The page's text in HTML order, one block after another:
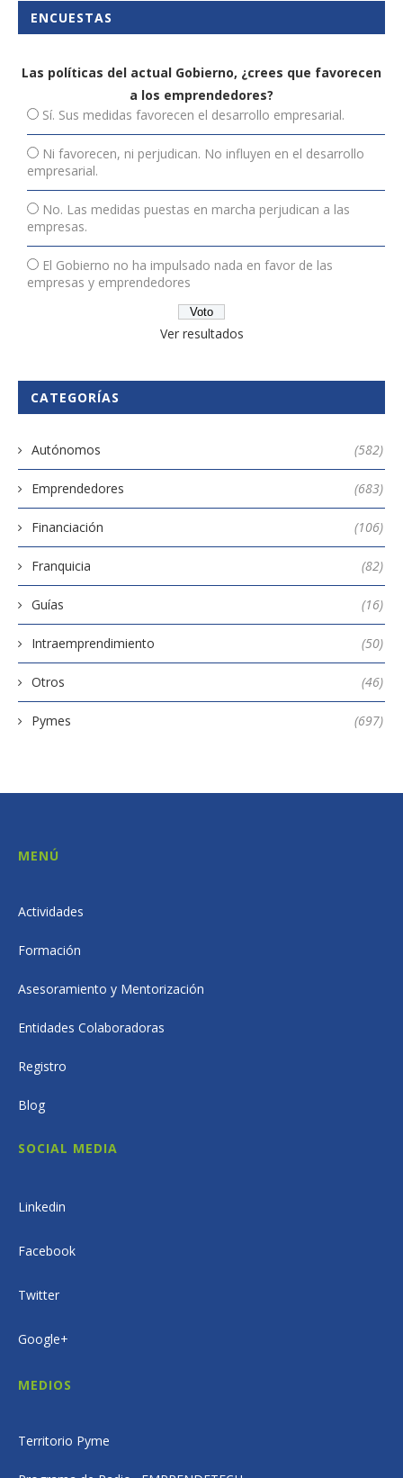
ENCUESTAS
Las políticas del actual Gobierno, ¿crees que favorecen
a los emprendedores?
Sí. Sus medidas favorecen el desarrollo empresarial.
Ni favorecen, ni perjudican. No influyen en el desarrollo
empresarial.
No. Las medidas puestas en marcha perjudican a las
empresas.
El Gobierno no ha impulsado nada en favor de las
empresas y emprendedores
Ver resultados
CATEGORÍAS
Autónomos (582)
Emprendedores (683)
Financiación (106)
Franquicia (82)
Guías (16)
Intraemprendimiento (50)
Otros (46)
Pymes (697)
MENÚ
Actividades
Formación
Asesoramiento y Mentorización
Entidades Colaboradoras
Registro
Blog
SOCIAL MEDIA
Linkedin
Facebook
Twitter
Google+
MEDIOS
Territorio Pyme